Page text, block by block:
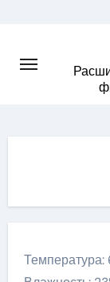
content
Температура: